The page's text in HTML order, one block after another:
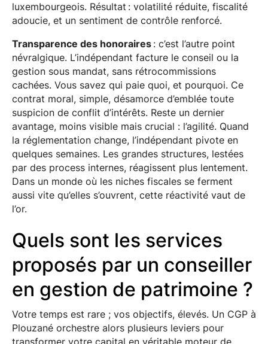
luxembourgeois. Résultat : volatilité réduite, fiscalité
adoucie, et un sentiment de contrôle renforcé.
Transparence des honoraires: c’est l’autre point
névralgique. L’indépendant facture le conseil ou la
gestion sous mandat, sans rétrocommissions
cachées. Vous savez qui paie quoi, et pourquoi. Ce
contrat moral, simple, désamorce d’emblée toute
suspicion de conflit d’intérêts. Reste un dernier
avantage, moins visible mais crucial : l’agilité. Quand
la réglementation change, l’indépendant pivote en
quelques semaines. Les grandes structures, lestées
par des process internes, réagissent plus lentement.
Dans un monde où les niches fiscales se ferment
aussi vite qu’elles s’ouvrent, cette réactivité vaut de
l’or.
Quels sont les services
proposés par un conseiller
en gestion de patrimoine ?
Votre temps est rare ; vos objectifs, élevés. Un CGP à
Plouzané orchestre alors plusieurs leviers pour